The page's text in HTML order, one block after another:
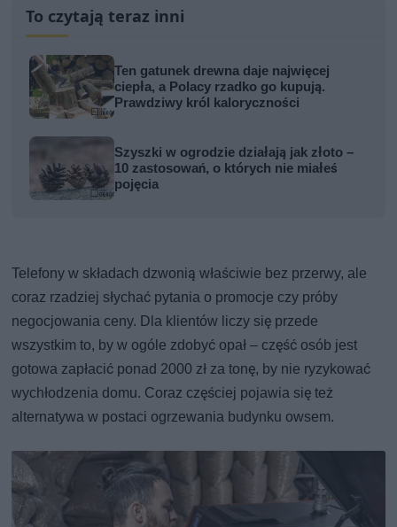
To czytają teraz inni
Ten gatunek drewna daje najwięcej
ciepła, a Polacy rzadko go kupują.
Prawdziwy król kaloryczności
Szyszki w ogrodzie działają jak złoto –
10 zastosowań, o których nie miałeś
pojęcia
Telefony w składach dzwonią właściwie bez przerwy, ale
coraz rzadziej słychać pytania o promocje czy próby
negocjowania ceny. Dla klientów liczy się przede
wszystkim to, by w ogóle zdobyć opał – część osób jest
gotowa zapłacić ponad 2000 zł za tonę, by nie ryzykować
wychłodzenia domu. Coraz częściej pojawia się też
alternatywa w postaci ogrzewania budynku owsem.